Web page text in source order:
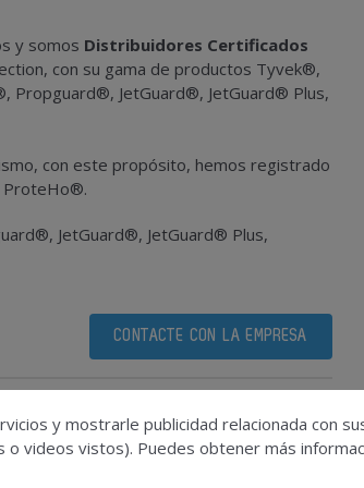
y somos Distribuidores Certificados
con su gama de productos Tyvek®,
Propguard®, JetGuard®, JetGuard® Plus,
con este propósito, hemos registrado
ProteHo®.
JetGuard®, JetGuard® Plus,
CONTACTE CON LA EMPRESA
maps/place/
y mostrarle publicidad relacionada con
videos vistos). Puedes obtener más